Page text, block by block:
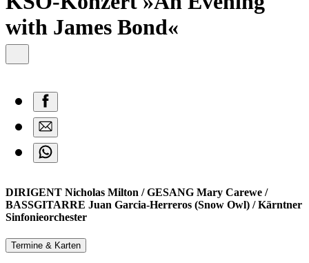
with James Bond«
DIRIGENT Nicholas Milton / GESANG Mary Carewe /
BASSGITARRE Juan Garcia-Herreros (Snow Owl) / Kärntner
Sinfonieorchester
Termine & Karten